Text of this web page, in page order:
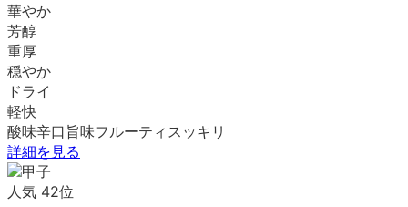
華やか
芳醇
重厚
穏やか
ドライ
軽快
酸味辛口 旨味フルーティ スッキリ
詳細を見る
人気 42位